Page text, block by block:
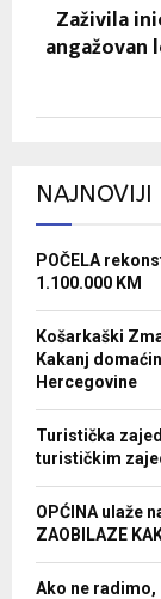
Zaživila
angažovan
NAJNOVIJI
POČELA
1.100.000 KM
Košarkaški
Kakanj
Hercegovine
Turistička
turističkim
OPĆINA ulaže
ZAOBILAZE
Ako ne